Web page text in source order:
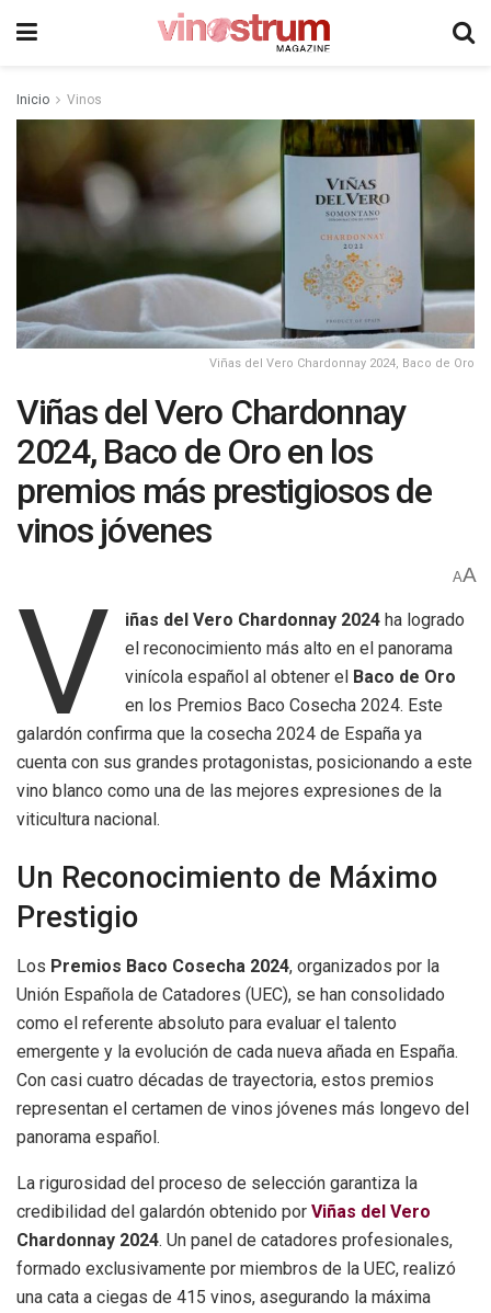
Inicio Vinos
Viñas del Vero Chardonnay 2024, Baco de Oro
Viñas del Vero Chardonnay
2024, Baco de Oro en los
premios más prestigiosos de
vinos jóvenes
AA
V iñas del Vero Chardonnay 2024 ha logrado
el reconocimiento más alto en el panorama
vinícola español al obtener el Baco de Oro
en los Premios Baco Cosecha 2024. Este
galardón confirma que la cosecha 2024 de España ya
cuenta con sus grandes protagonistas, posicionando a este
vino blanco como una de las mejores expresiones de la
viticultura nacional.
Un Reconocimiento de Máximo
Prestigio
Los Premios Baco Cosecha 2024, organizados por la
Unión Española de Catadores (UEC), se han consolidado
como el referente absoluto para evaluar el talento
emergente y la evolución de cada nueva añada en España.
Con casi cuatro décadas de trayectoria, estos premios
representan el certamen de vinos jóvenes más longevo del
panorama español.
La rigurosidad del proceso de selección garantiza la
credibilidad del galardón obtenido por Viñas del Vero
Chardonnay 2024. Un panel de catadores profesionales,
formado exclusivamente por miembros de la UEC, realizó
una cata a ciegas de 415 vinos, asegurando la máxima